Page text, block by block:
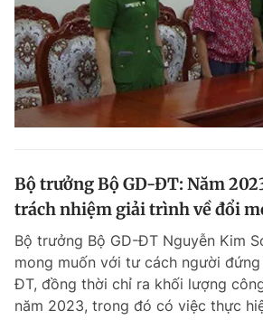
Bộ trưởng Bộ GD-ĐT: Năm
trách nhiệm giải trình về đổi
Bộ trưởng Bộ GD-ĐT Nguyễn Kim
mong muốn với tư cách người
ĐT, đồng thời chỉ ra khối lượng
năm 2023, trong đó có việc thực